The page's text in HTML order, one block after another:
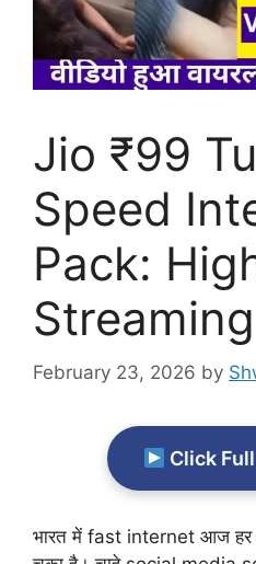
Jio ₹99
Speed
Pack:
February 23, 2026 by
Click
भारत में fast internet आज